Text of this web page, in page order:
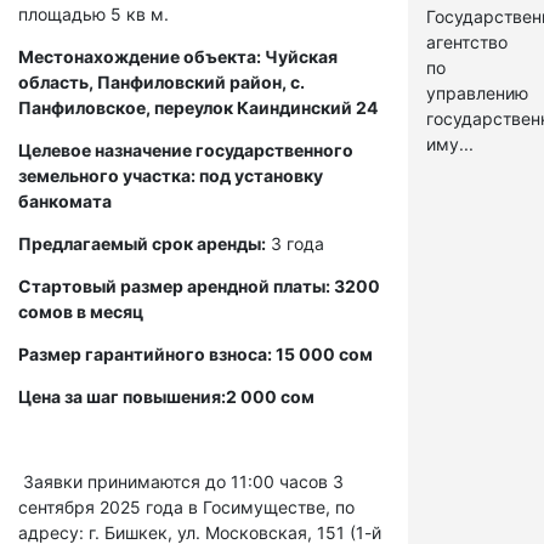
площадью 5 кв м.
Местонахождение объекта: Чуйская
область, Панфиловский район, с.
Панфиловское, переулок Каиндинский 24
Целевое назначение государственного
земельного участка: под установку
банкомата
Предлагаемый срок аренды: 3 года
Стартовый размер арендной платы: 3200
сомов в месяц
Размер гарантийного взноса: 15 000 сом
Цена за шаг повышения:2 000 сом
Заявки принимаются до 11:00 часов 3
сентября 2025 года в Госимуществе, по
адресу: г. Бишкек, ул. Московская, 151 (1-й
агентство
по
управлению
иму...